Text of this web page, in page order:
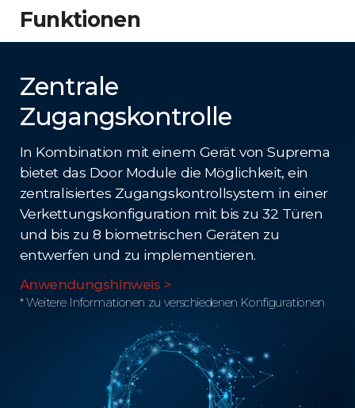
Funktionen
Zentrale
Zugangskontrolle
In Kombination mit einem Gerät von Suprema
bietet das Door Module die Möglichkeit, ein
zentralisiertes Zugangskontrollsystem in einer
Verkettungskonfiguration mit bis zu 32 Türen
und bis zu 8 biometrischen Geräten zu
entwerfen und zu implementieren.
Anwendungshinweis >
* Weitere Informationen zu verschiedenen Konfigurationen